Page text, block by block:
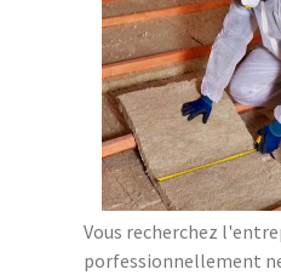
Vous recherchez
porfessionnellement